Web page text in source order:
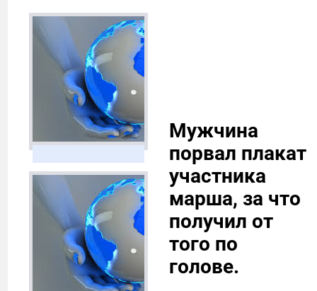
Мужчина
порвал плакат
участника
марша, за что
получил от
того по
голове.